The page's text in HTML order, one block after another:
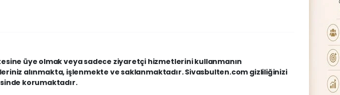
üye olmak veya sadece ziyaretçi hizmetlerini kullanmanın
alınmakta, işlenmekte ve saklanmaktadır. Sivasbulten.com gizliliğinizi
korumaktadır.